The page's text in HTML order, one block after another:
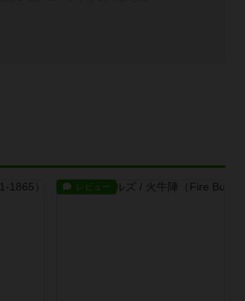
レビュー